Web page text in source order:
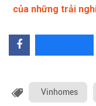
của những trải
Vinhomes